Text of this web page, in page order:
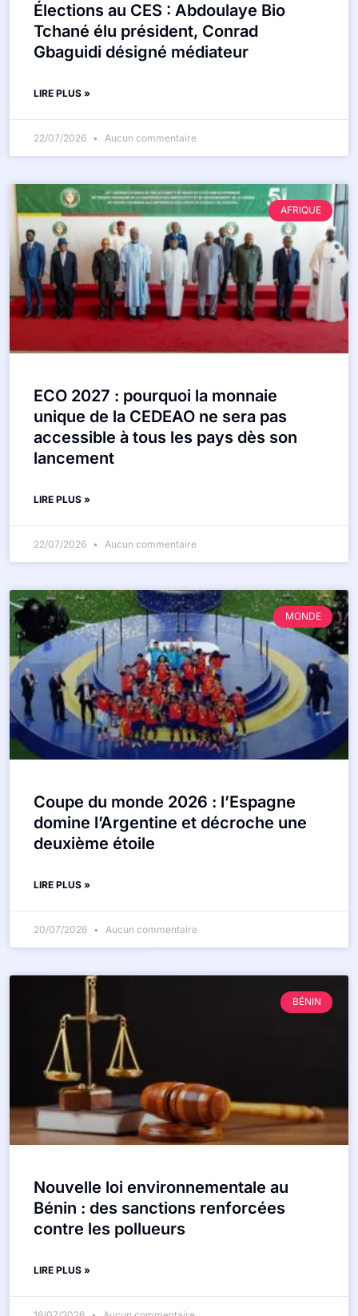
Élections au CES : Abdoulaye Bio
Tchané élu président, Conrad
Gbaguidi désigné médiateur
LIRE PLUS »
22/07/2026 Aucun commentaire
AFRIQUE
ECO 2027 : pourquoi la monnaie
unique de la CEDEAO ne sera pas
accessible à tous les pays dès son
lancement
LIRE PLUS »
22/07/2026 Aucun commentaire
MONDE
Coupe du monde 2026 : l’Espagne
domine l’Argentine et décroche une
deuxième étoile
LIRE PLUS »
20/07/2026 Aucun commentaire
BÉNIN
Nouvelle loi environnementale au
Bénin : des sanctions renforcées
contre les pollueurs
LIRE PLUS »